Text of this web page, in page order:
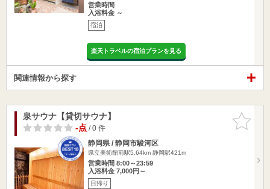
営業時間
入浴料金 ～
宿泊
楽天トラベルの宿泊プランを見る
関連情報から探す
お気に入
りに追加
泉サウナ【貸切サウナ】
-点/ 0 件
静岡県 / 静岡市駿河区
県立美術館前駅5.64km 静岡駅421m
営業時間 8:00～23:59
入浴料金 7,000円～
日帰り